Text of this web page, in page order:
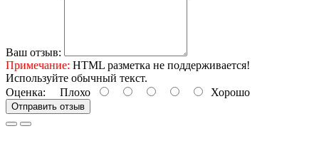
Ваш отзыв:
Примечание: HTML разметка не поддерживается!
Используйте обычный текст.
Оценка: Плохо Хорошо
Отправить отзыв